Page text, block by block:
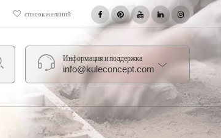
список желаний
Информация и поддержка
info@kuleconcept.com